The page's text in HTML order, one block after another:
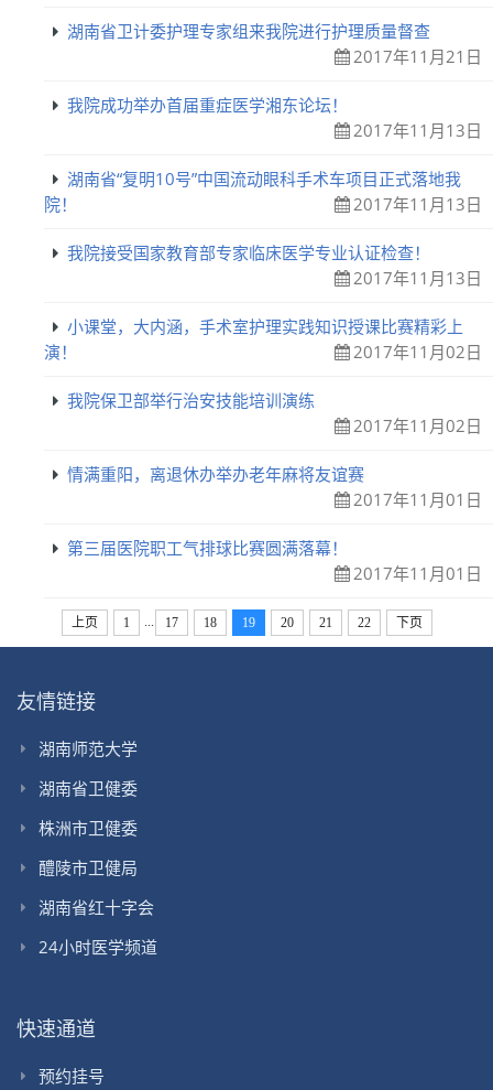
湖南省卫计委护理专家组来我院进行护理质量督查
2017年11月21日
我院成功举办首届重症医学湘东论坛！
2017年11月13日
湖南省“复明10号”中国流动眼科手术车项目正式落地我
院！
2017年11月13日
我院接受国家教育部专家临床医学专业认证检查！
2017年11月13日
小课堂，大内涵，手术室护理实践知识授课比赛精彩上
演！
2017年11月02日
我院保卫部举行治安技能培训演练
2017年11月02日
情满重阳，离退休办举办老年麻将友谊赛
2017年11月01日
第三届医院职工气排球比赛圆满落幕！
2017年11月01日
上页 1 ... 17 18 19 20 21 22 下页
友情链接
湖南师范大学
湖南省卫健委
株洲市卫健委
醴陵市卫健局
湖南省红十字会
24小时医学频道
快速通道
预约挂号